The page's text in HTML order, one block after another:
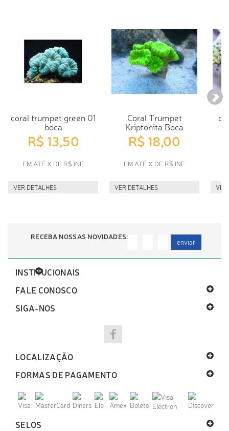
coral trumpet green 01
boca
R$ 13,50
EM ATÉ X DE R$ INF
VER DETALHES
Coral Trumpet
Kriptonita Boca
R$ 18,00
EM ATÉ X DE R$ INF
VER DETALHES VER
RECEBA NOSSAS NOVIDADES:
enviar
INSTITUCIONAIS
FALE CONOSCO
SIGA-NOS
LOCALIZAÇÃO
FORMAS DE PAGAMENTO
SELOS